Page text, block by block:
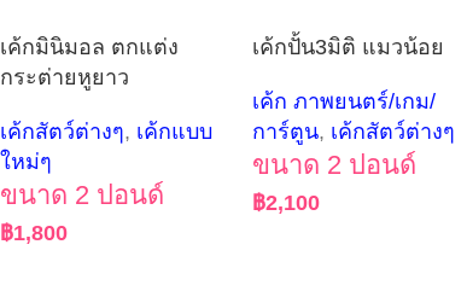
เค้กมินิมอล ตกแต่ง
กระต่ายหูยาว
เค้กสัตว์ต่างๆ, เค้กแบบ
ใหม่ๆ
ขนาด 2 ปอนด์
฿1,800
เค้กปั้น3มิติ แมวน้อย
เค้ก ภาพยนตร์/เกม/
การ์ตูน, เค้กสัตว์ต่างๆ
ขนาด 2 ปอนด์
฿2,100